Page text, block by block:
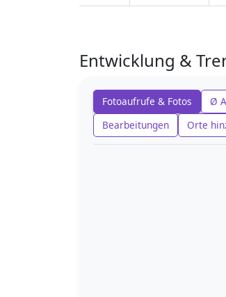
Entwicklung &
Fotoaufrufe & Fotos Ø
Bearbeitungen
Orte